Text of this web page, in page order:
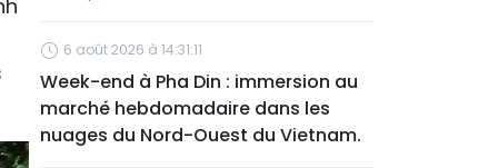
6 août 2026 à 14:31:11
Week-end à Pha Din : immersion au
marché hebdomadaire dans les
nuages du Nord-Ouest du Vietnam.